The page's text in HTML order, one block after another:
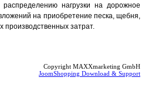
нагрузки на дорожное
на приобретение песка, щебня,
производственных затрат.
Copyright MAXXmarketing GmbH
JoomShopping Download & Support